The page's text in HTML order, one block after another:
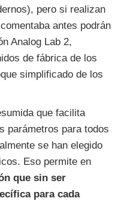
pero si realizan
antes podrán
Analog Lab 2,
de fábrica de los
simplificado de los
que facilita
parámetros para todos
se han elegido
Eso permite en
que sin ser
para cada